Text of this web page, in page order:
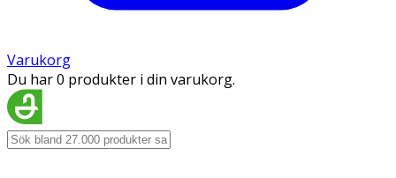
Varukorg
Du har 0 produkter i din varukorg.